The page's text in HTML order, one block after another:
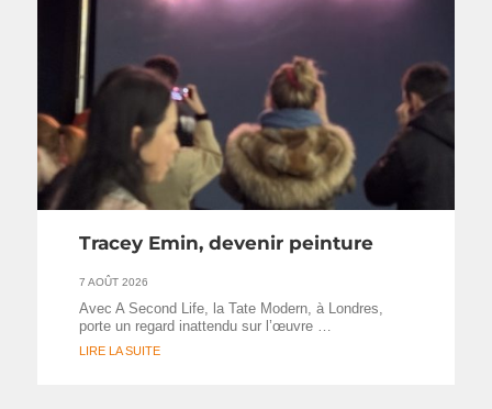
Tracey Emin, devenir peinture
7 AOÛT 2026
Avec A Second Life, la Tate Modern, à Londres,
porte un regard inattendu sur l’œuvre …
LIRE LA SUITE